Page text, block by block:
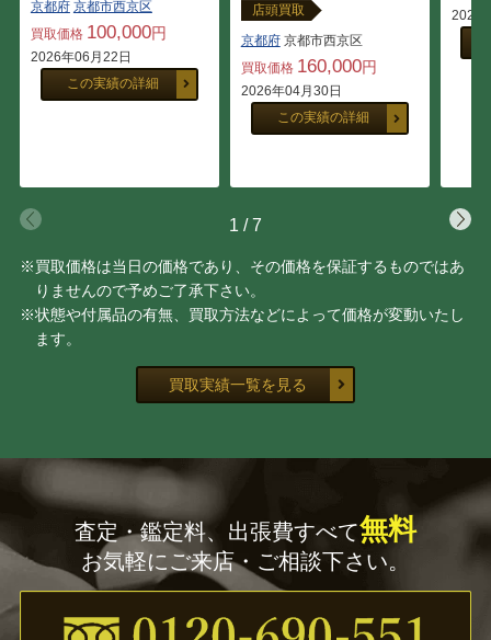
京都府 京都市西京区
買取価格 100,000円
2026年06月22日
この実績の詳細
店頭買取
京都府京都市西京区
買取価格 160,000円
2026年04月30日
この実績の詳細
2026
1 /7
※買取価格は当日の価格であり、その価格を保証するものではあ
りませんので予めご了承下さい。
※状態や付属品の有無、買取方法などによって価格が変動いたし
ます。
買取実績一覧を見る
査定・鑑定料、出張費すべて無料
お気軽にご来店・ご相談下さい。